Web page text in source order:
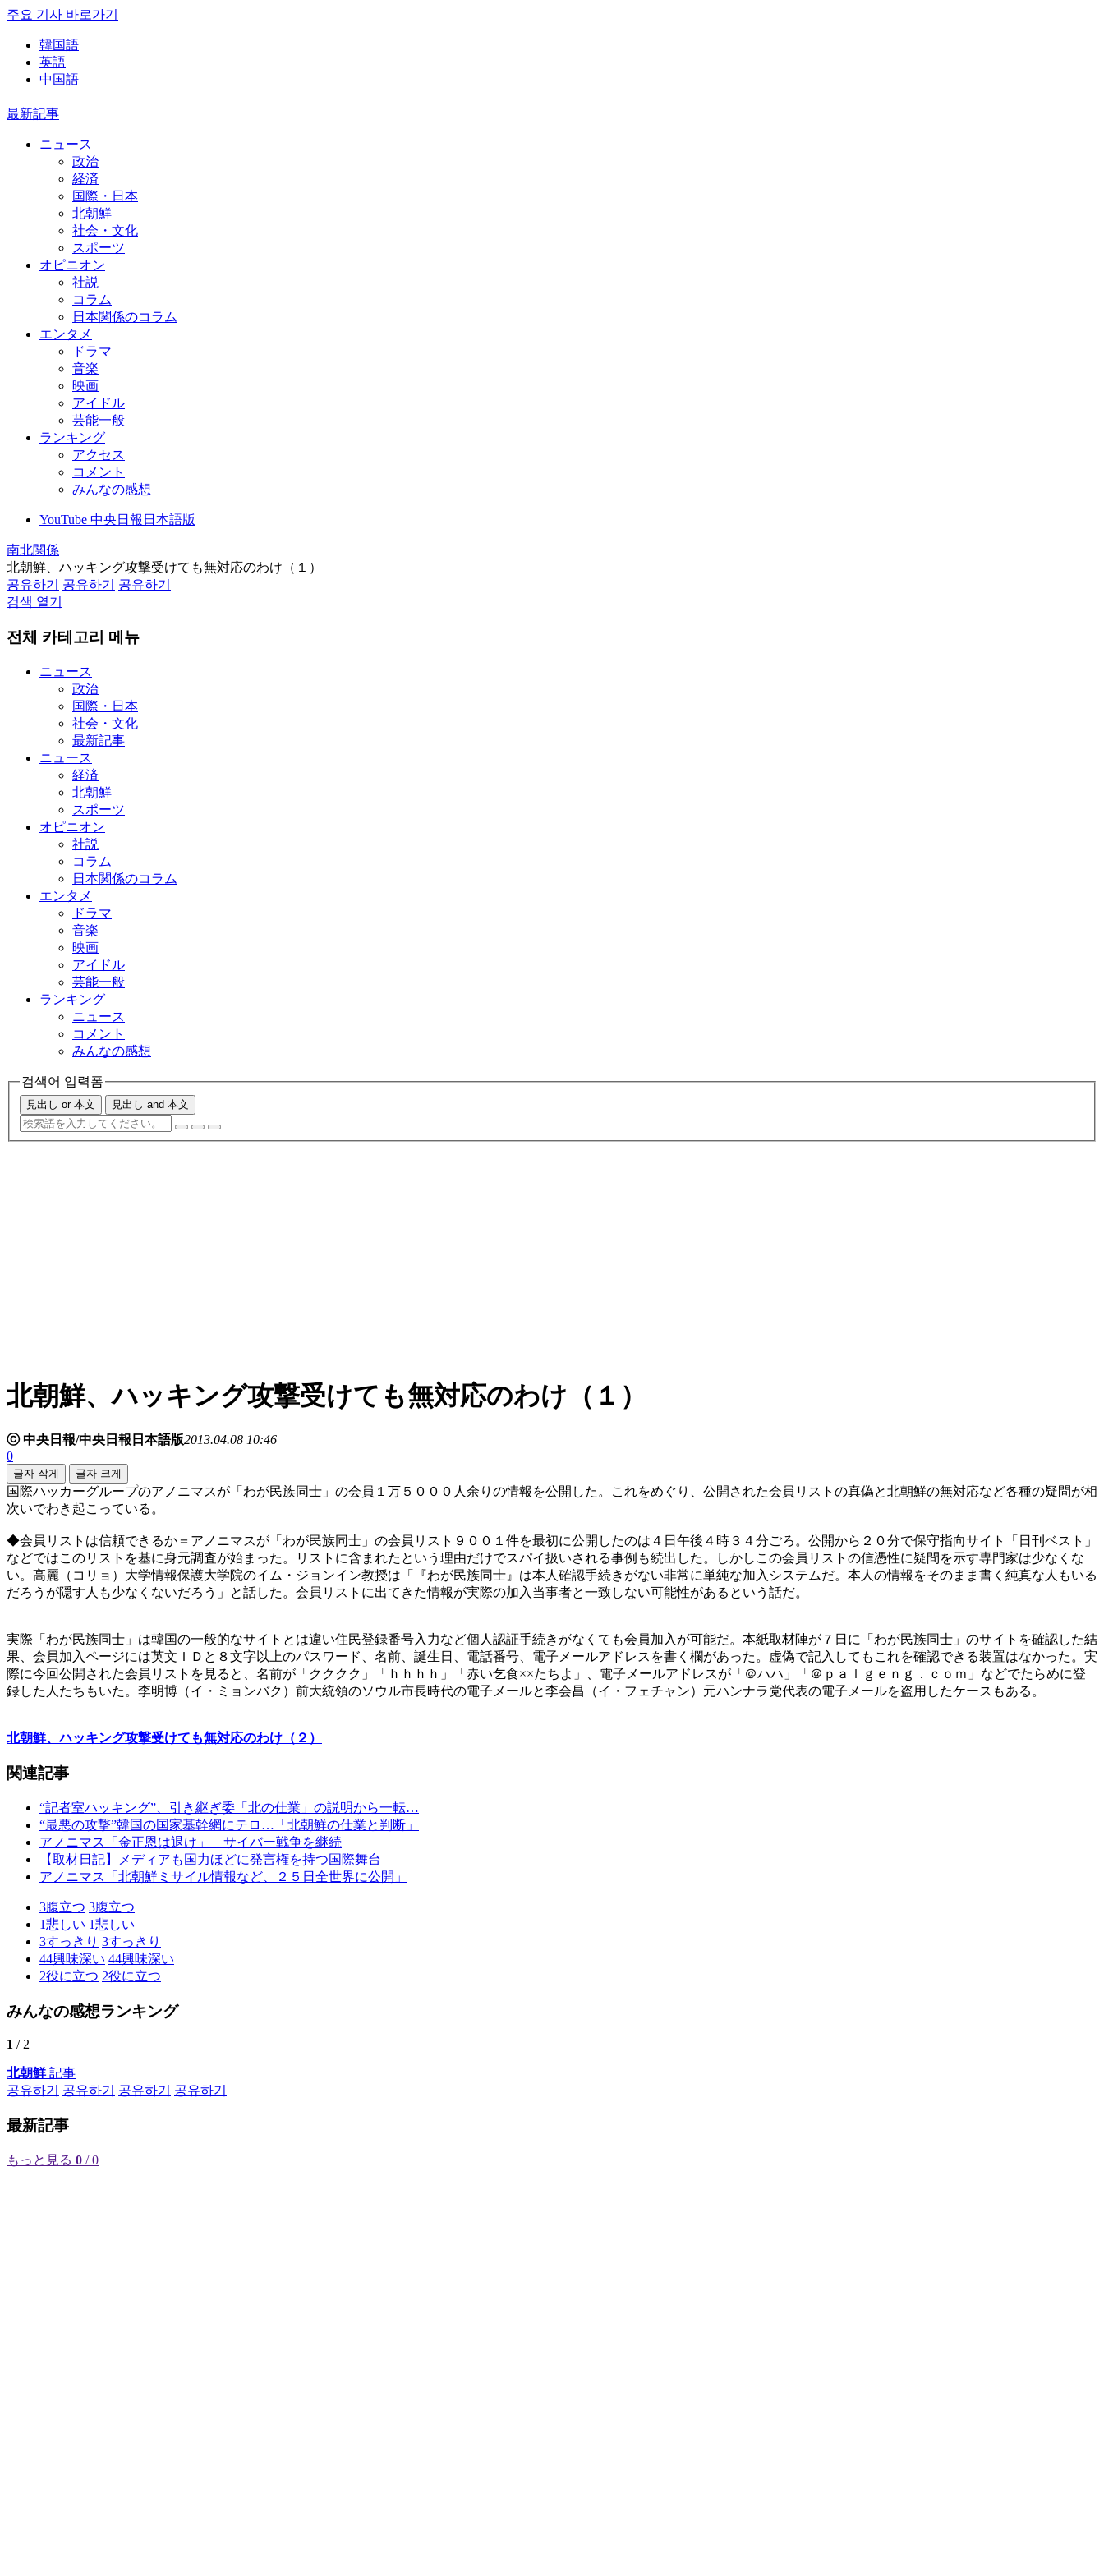
주요 기사 바로가기
韓国語
英語
中国語
最新記事
ニュース
政治
経済
国際・日本
北朝鮮
社会・文化
スポーツ
オピニオン
社説
コラム
日本関係のコラム
エンタメ
ドラマ
音楽
映画
アイドル
芸能一般
ランキング
アクセス
コメント
みんなの感想
YouTube 中央日報日本語版
南北関係
北朝鮮、ハッキング攻撃受けても無対応のわけ（１）
공유하기
공유하기
공유하기
검색 열기
전체 카테고리 메뉴
ニュース
政治
国際・日本
社会・文化
最新記事
ニュース
経済
北朝鮮
スポーツ
オピニオン
社説
コラム
日本関係のコラム
エンタメ
ドラマ
音楽
映画
アイドル
芸能一般
ランキング
ニュース
コメント
みんなの感想
검색어 입력폼
見出し or 本文 見出し and 本文
北朝鮮、ハッキング攻撃受けても無対応のわけ（１）
ⓒ 中央日報/中央日報日本語版2013.04.08 10:46
0
글자 작게 글자 크게
国際ハッカーグループのアノニマスが「わが民族同士」の会員１万５０００人余りの情報を公開した。これをめぐり、公開された会員リストの真偽と北朝鮮の無対応など各種の疑問が相
次いでわき起こっている。
◆会員リストは信頼できるか＝アノニマスが「わが民族同士」の会員リスト９００１件を最初に公開したのは４日午後４時３４分ごろ。公開から２０分で保守指向サイト「日刊ベスト」
などではこのリストを基に身元調査が始まった。リストに含まれたという理由だけでスパイ扱いされる事例も続出した。しかしこの会員リストの信憑性に疑問を示す専門家は少なくな
い。高麗（コリョ）大学情報保護大学院のイム・ジョンイン教授は「『わが民族同士』は本人確認手続きがない非常に単純な加入システムだ。本人の情報をそのまま書く純真な人もいる
だろうが隠す人も少なくないだろう」と話した。会員リストに出てきた情報が実際の加入当事者と一致しない可能性があるという話だ。
実際「わが民族同士」は韓国の一般的なサイトとは違い住民登録番号入力など個人認証手続きがなくても会員加入が可能だ。本紙取材陣が７日に「わが民族同士」のサイトを確認した結
果、会員加入ページには英文ＩＤと８文字以上のパスワード、名前、誕生日、電話番号、電子メールアドレスを書く欄があった。虚偽で記入してもこれを確認できる装置はなかった。実
際に今回公開された会員リストを見ると、名前が「クククク」「ｈｈｈｈ」「赤い乞食××たちよ」、電子メールアドレスが「＠ハハ」「＠ｐａｌｇｅｎｇ．ｃｏｍ」などでたらめに登
録した人たちもいた。李明博（イ・ミョンバク）前大統領のソウル市長時代の電子メールと李会昌（イ・フェチャン）元ハンナラ党代表の電子メールを盗用したケースもある。
北朝鮮、ハッキング攻撃受けても無対応のわけ（２）
関連記事
“記者室ハッキング”、引き継ぎ委「北の仕業」の説明から一転…
“最悪の攻撃”韓国の国家基幹網にテロ…「北朝鮮の仕業と判断」
アノニマス「金正恩は退け」 サイバー戦争を継続
【取材日記】メディアも国力ほどに発言権を持つ国際舞台
アノニマス「北朝鮮ミサイル情報など、２５日全世界に公開」
3腹立つ 3腹立つ
1悲しい 1悲しい
3すっきり 3すっきり
44興味深い 44興味深い
2役に立つ 2役に立つ
みんなの感想ランキング
1 / 2
北朝鮮記事
공유하기
공유하기 공유하기 공유하기
最新記事
もっと見る 0 / 0